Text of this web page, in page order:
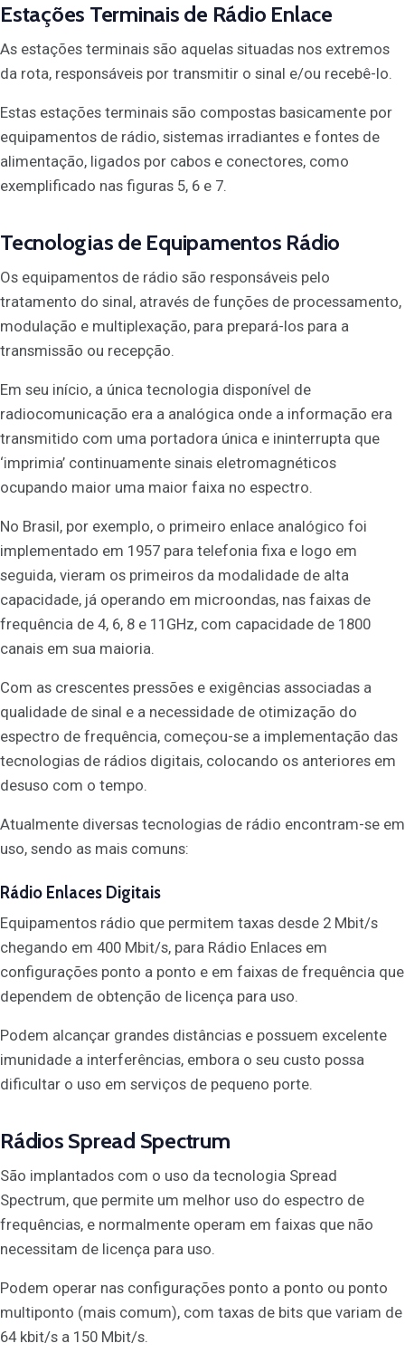
Estações Terminais de Rádio Enlace
As estações terminais são aquelas situadas nos extremos
da rota, responsáveis por transmitir o sinal e/ou recebê-lo.
Estas estações terminais são compostas basicamente por
equipamentos de rádio, sistemas irradiantes e fontes de
alimentação, ligados por cabos e conectores, como
exemplificado nas figuras 5, 6 e 7.
Tecnologias de Equipamentos Rádio
Os equipamentos de rádio são responsáveis pelo
tratamento do sinal, através de funções de processamento,
modulação e multiplexação, para prepará-los para a
transmissão ou recepção.
Em seu início, a única tecnologia disponível de
radiocomunicação era a analógica onde a informação era
transmitido com uma portadora única e ininterrupta que
‘imprimia’ continuamente sinais eletromagnéticos
ocupando maior uma maior faixa no espectro.
No Brasil, por exemplo, o primeiro enlace analógico foi
implementado em 1957 para telefonia fixa e logo em
seguida, vieram os primeiros da modalidade de alta
capacidade, já operando em microondas, nas faixas de
frequência de 4, 6, 8 e 11GHz, com capacidade de 1800
canais em sua maioria.
Com as crescentes pressões e exigências associadas a
qualidade de sinal e a necessidade de otimização do
espectro de frequência, começou-se a implementação das
tecnologias de rádios digitais, colocando os anteriores em
desuso com o tempo.
Atualmente diversas tecnologias de rádio encontram-se em
uso, sendo as mais comuns:
Rádio Enlaces Digitais
Equipamentos rádio que permitem taxas desde 2 Mbit/s
chegando em 400 Mbit/s, para Rádio Enlaces em
configurações ponto a ponto e em faixas de frequência que
dependem de obtenção de licença para uso.
Podem alcançar grandes distâncias e possuem excelente
imunidade a interferências, embora o seu custo possa
dificultar o uso em serviços de pequeno porte.
Rádios Spread Spectrum
São implantados com o uso da tecnologia Spread
Spectrum, que permite um melhor uso do espectro de
frequências, e normalmente operam em faixas que não
necessitam de licença para uso.
Podem operar nas configurações ponto a ponto ou ponto
multiponto (mais comum), com taxas de bits que variam de
64 kbit/s a 150 Mbit/s.